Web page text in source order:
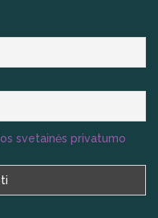
svetainės privatumo